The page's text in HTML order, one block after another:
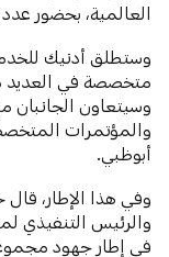
العالمية، بحضور
وستطلق أدنيك
متخصصة في العديد
وسيتعاون
والمؤتمرات
أبوظبي.
وفي هذا الإطار،
والرئيس التنفيذي
في إطار جهود